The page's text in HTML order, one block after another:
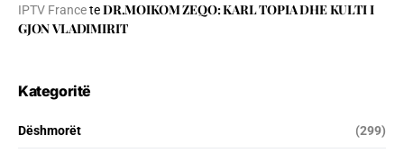
IPTV FranceteDR.MOIKOM ZEQO: KARL TOPIA DHE KULTI I
GJON VLADIMIRIT
Kategoritë
Dëshmorët (299)